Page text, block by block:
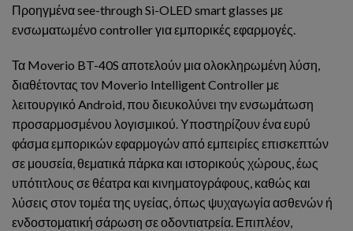
Προηγμένα see-through Si-OLED smart glasses με
ενσωματωμένο controller για εμπορικές εφαρμογές.
Τα Moverio BT-40S αποτελούν μια ολοκληρωμένη λύση,
διαθέτοντας τον Moverio Intelligent Controller με
λειτουργικό Android, που διευκολύνει την ενσωμάτωση
προσαρμοσμένου λογισμικού. Υποστηρίζουν ένα ευρύ
φάσμα εμπορικών εφαρμογών από εμπειρίες επισκεπτών
σε μουσεία, θεματικά πάρκα και ιστορικούς χώρους, έως
υπότιτλους σε θέατρα και κινηματογράφους, καθώς και
λύσεις στον τομέα της υγείας, όπως ψυχαγωγία ασθενών ή
ενδοστοματική σάρωση σε οδοντιατρεία. Επιπλέον,